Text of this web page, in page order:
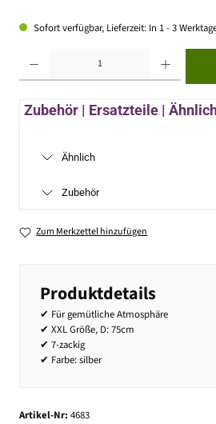
Sofort verfügbar, Lieferzeit: In 1 - 3
Zubehör | Ersatzteile |
Ähnlich
Zubehör
Zum Merkzettel hinzufügen
Produktdetails
✔ Für gemütliche Atmosphäre
✔ XXL Größe, D: 75cm
✔ 7-zackig
✔ Farbe: silber
Artikel-Nr: 4683